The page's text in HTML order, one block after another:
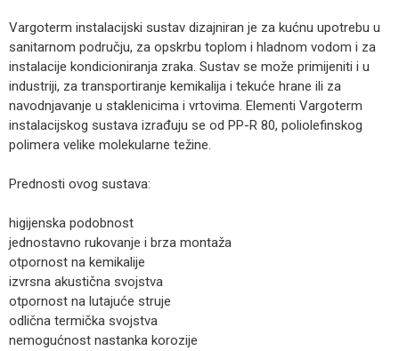
Vargoterm instalacijski sustav dizajniran je za kućnu upotrebu u
sanitarnom području, za opskrbu toplom i hladnom vodom i za
instalacije kondicioniranja zraka. Sustav se može primijeniti i u
industriji, za transportiranje kemikalija i tekuće hrane ili za
navodnjavanje u staklenicima i vrtovima. Elementi Vargoterm
instalacijskog sustava izrađuju se od PP-R 80, poliolefinskog
polimera velike molekularne težine.
Prednosti ovog sustava:
higijenska podobnost
jednostavno rukovanje i brza montaža
otpornost na kemikalije
izvrsna akustična svojstva
otpornost na lutajuće struje
odlična termička svojstva
nemogućnost nastanka korozije